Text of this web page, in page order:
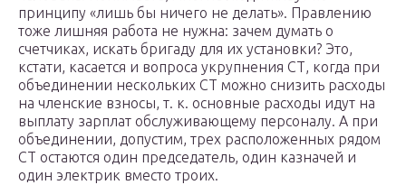
принципу «лишь бы ничего не делать». Правлению
тоже лишняя работа не нужна: зачем думать о
счетчиках, искать бригаду для их установки? Это,
кстати, касается и вопроса укрупнения СТ, когда при
объединении нескольких СТ можно снизить расходы
на членские взносы, т. к. основные расходы идут на
выплату зарплат обслуживающему персоналу. А при
объединении, допустим, трех расположенных рядом
СТ остаются один председатель, один казначей и
один электрик вместо троих.